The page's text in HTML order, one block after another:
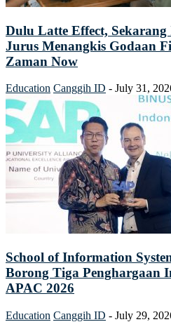
Dulu Latte Effect,
Jurus Menangkis Godaan
Zaman Now
Education Canggih ID - July 31,
School of Information
Borong Tiga Penghargaan
APAC 2026
Education Canggih ID - July 29,